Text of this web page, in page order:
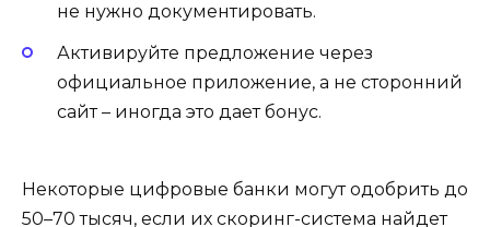
не нужно документировать.
Активируйте предложение через
официальное приложение, а не сторонний
сайт – иногда это дает бонус.
Некоторые цифровые банки могут одобрить до
50–70 тысяч, если их скоринг-система найдет